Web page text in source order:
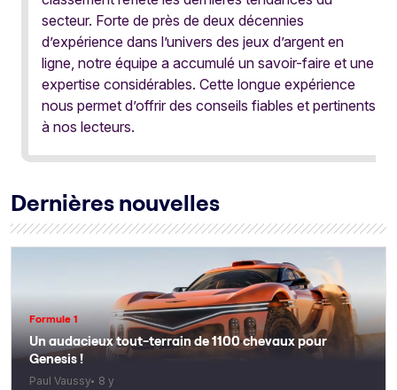
secteur. Forte de près de deux décennies
d’expérience dans l’univers des jeux d’argent en
ligne, notre équipe a accumulé un savoir-faire et une
expertise considérables. Cette longue expérience
nous permet d’offrir des conseils fiables et pertinents
à nos lecteurs.
Dernières nouvelles
Formule 1
Un audacieux tout-terrain de 1100 chevaux pour
Genesis !
Paul Vaussy 8 y